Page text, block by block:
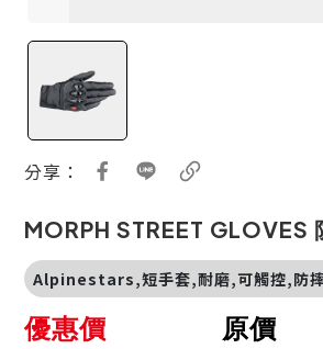
分享：
MORPH STREET GLOVES
Alpinestars,短手套,耐磨,可觸控,防
原價
優惠價